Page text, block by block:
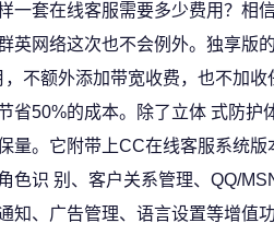
套在线客服需要多少费用？相
英网络这次也不会例外。独享版
不额外添加带宽收费，也不加
省50%的成本。除了立体 式防
量。它附带上CC在线客服系统
色识 别、客户关系管理、QQ/
知、广告管理、语言设置等增值